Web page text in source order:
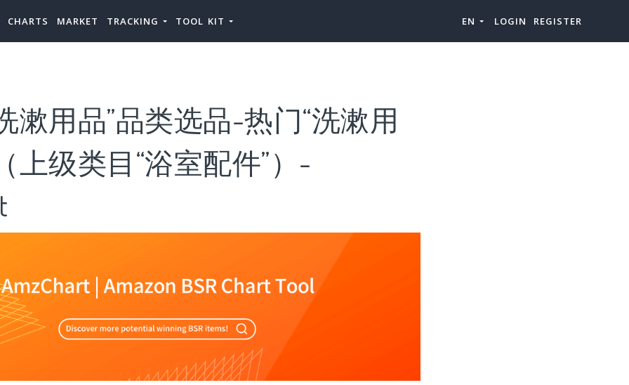
CHARTS MARKET TRACKING TOOL KIT EN LOGIN REGISTER
漱用品”品类选品-热门“洗漱用
上级类目“浴室配件”）-